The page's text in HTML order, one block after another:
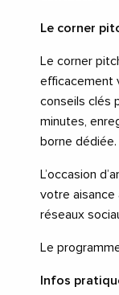
Le corner
Le corner
efficacement
conseils clés
minutes,
borne dédiée.
L’occasion
votre aisance
réseaux
Le
Infos